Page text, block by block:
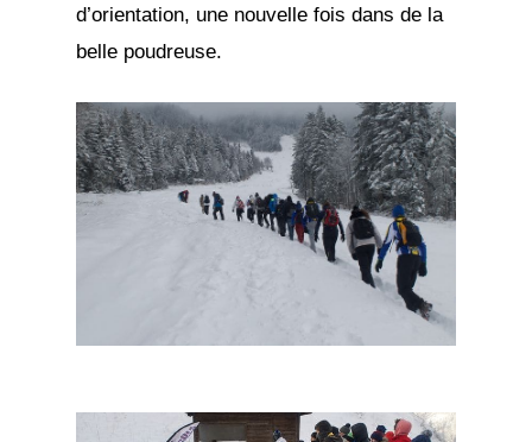
d’orientation, une nouvelle fois dans de la
belle poudreuse.